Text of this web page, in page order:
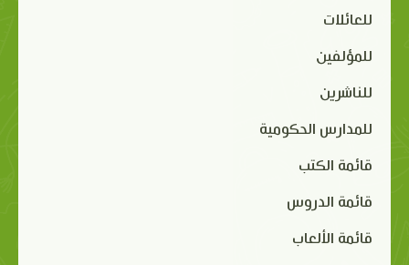
للعائلات
للمؤلفين
للناشرين
للمدارس الحكومية
قائمة الكتب
قائمة الدروس
قائمة الألعاب